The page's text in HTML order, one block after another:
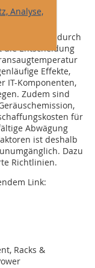
Kühlsystems durch
die Entscheidung
Effekte,
IT-Komponenten,
Zudem sind
für
Abwägung
ist deshalb
Dazu
Richtlinien.
Link:
Racks &
Analyse,